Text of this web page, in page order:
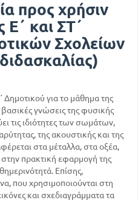
προς χρήσιν
και ΣΤ΄
Σχολείων
για το μάθημα της
γνώσεις της φυσικής
τις ιδιότητες των σωμάτων,
της ακουστικής και της
στα μέταλλα, στα οξέα,
στην πρακτική εφαρμογή της
Επίσης,
που χρησιμοποιούνται στη
και σχεδιαγράμματα τα